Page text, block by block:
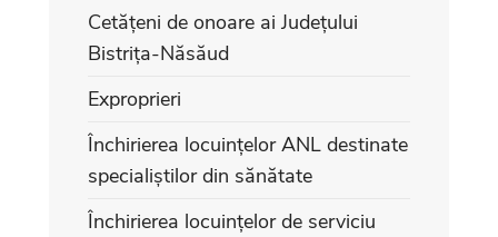
Cetățeni de onoare ai Județului
Bistrița-Năsăud
Exproprieri
Închirierea locuințelor ANL destinate
specialiștilor din sănătate
Închirierea locuințelor de serviciu